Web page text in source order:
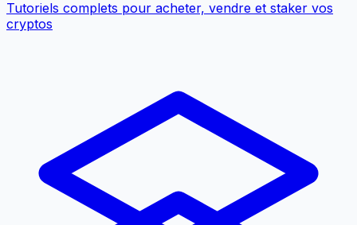
Tutoriels complets pour acheter, vendre et staker vos
cryptos